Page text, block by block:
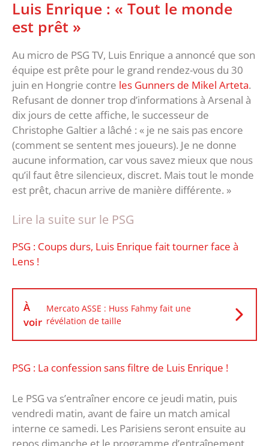
Luis Enrique : « Tout le monde
est prêt »
Au micro de PSG TV, Luis Enrique a annoncé que son
équipe est prête pour le grand rendez-vous du 30
juin en Hongrie contre les Gunners de Mikel Arteta.
Refusant de donner trop d’informations à Arsenal à
dix jours de cette affiche, le successeur de
Christophe Galtier a lâché : « je ne sais pas encore
(comment se sentent mes joueurs). Je ne donne
aucune information, car vous savez mieux que nous
qu’il faut être silencieux, discret. Mais tout le monde
est prêt, chacun arrive de manière différente. »
Lire la suite sur le PSG
PSG : Coups durs, Luis Enrique fait tourner face à
Lens !
À
voir
Mercato ASSE : Huss Fahmy fait une
révélation de taille
‎PSG : La confession sans filtre de Luis Enrique !
Le PSG va s’entraîner encore ce jeudi matin, puis
vendredi matin, avant de faire un match amical
interne ce samedi. Les Parisiens seront ensuite au
repos dimanche et le programme d’entraînement